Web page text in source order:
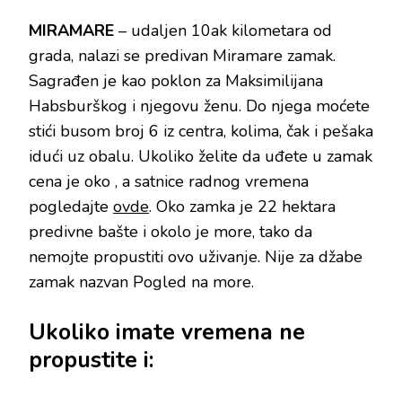
MIRAMARE – udaljen 10ak kilometara od
grada, nalazi se predivan Miramare zamak.
Sagrađen je kao poklon za Maksimilijana
Habsburškog i njegovu ženu. Do njega moćete
stići busom broj 6 iz centra, kolima, čak i pešaka
idući uz obalu. Ukoliko želite da uđete u zamak
cena je oko , a satnice radnog vremena
pogledajte ovde. Oko zamka je 22 hektara
predivne bašte i okolo je more, tako da
nemojte propustiti ovo uživanje. Nije za džabe
zamak nazvan Pogled na more.
Ukoliko imate vremena ne
propustite i: